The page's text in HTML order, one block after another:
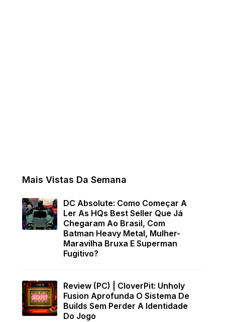
Mais Vistas Da Semana
DC Absolute: Como Começar A
Ler As HQs Best Seller Que Já
Chegaram Ao Brasil, Com
Batman Heavy Metal, Mulher-
Maravilha Bruxa E Superman
Fugitivo?
Review (PC) | CloverPit: Unholy
Fusion Aprofunda O Sistema De
Builds Sem Perder A Identidade
Do Jogo